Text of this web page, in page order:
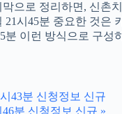
막으로 정리하면, 신
21시45분 중요한 것
분 이런 방식으로 구
43분 신청정보 신규
46분 신청정보 신규 »